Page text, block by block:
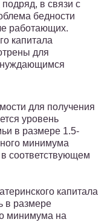
в связи с
бедности
работающих.
капитала
для
нуждающимся
для получения
уровень
в размере 1.5-
минимума
соответствующем
капитала
в размере
минимума на